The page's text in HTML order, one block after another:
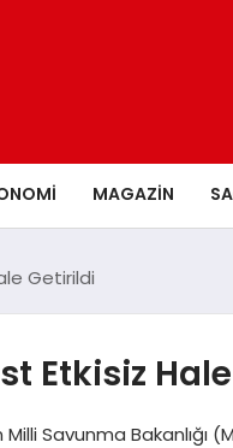
MAGAZIN
Getirildi
Etkisiz
Savunma Bakanlığı